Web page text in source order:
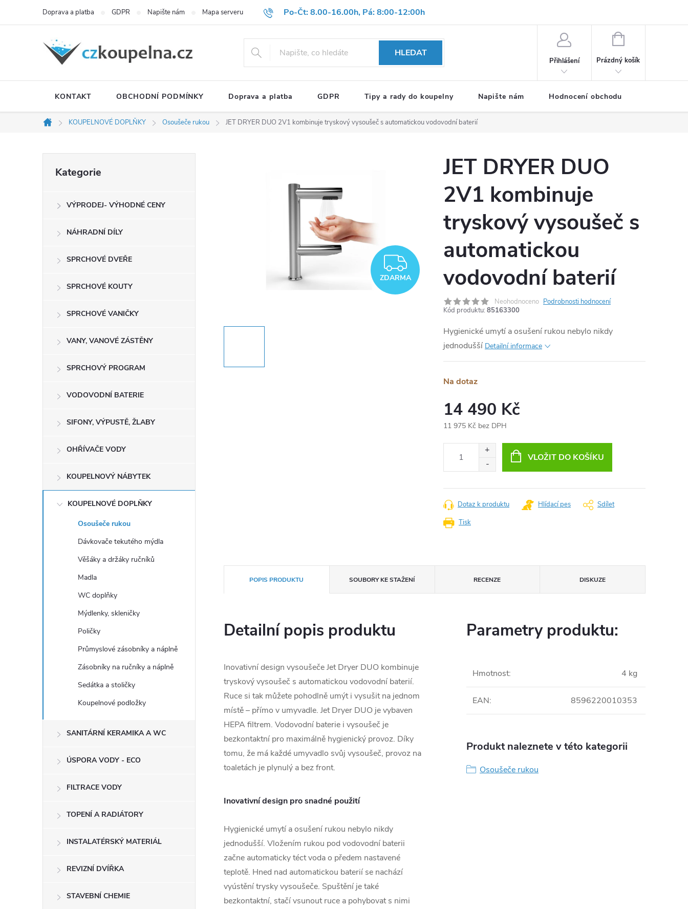
Po-Čt: 8.00-16.00h, Pá: 8:00-12:00h
Doprava a platba GDPR Napište nám Mapa serveru Hodnocení obchodu Reklamační formulář OBCHODNÍ PODMÍNKY
HLEDAT
Přihlášení
NÁKUPNÍ
Prázdný košík
KONTAKT OBCHODNÍ PODMÍNKY Doprava a platba GDPR Tipy a rady do koupelny Napište nám Hodnocení obchodu
Domů
KOUPELNOVÉ DOPLŇKY Osoušeče rukou JET DRYER DUO 2V1 kombinuje tryskový vysoušeč s automatickou vodovodní baterií
l
kategorie
Kategorie
VÝPRODEJ- VÝHODNÉ CENY
NÁHRADNÍ DÍLY
SPRCHOVÉ DVEŘE
SPRCHOVÉ KOUTY
SPRCHOVÉ VANIČKY
VANY, VANOVÉ ZÁSTĚNY
SPRCHOVÝ PROGRAM
VODOVODNÍ BATERIE
SIFONY, VÝPUSTĚ, ŽLABY
OHŘÍVAČE VODY
KOUPELNOVÝ NÁBYTEK
KOUPELNOVÉ DOPLŇKY
Osoušeče rukou
Dávkovače tekutého mýdla
Věšáky a držáky ručníků
Madla
WC doplňky
Mýdlenky, skleničky
Poličky
Průmyslové zásobníky a náplně
Zásobníky na ručníky a náplně
Sedátka a stoličky
Koupelnové podložky
SANITÁRNÍ KERAMIKA A WC
ÚSPORA VODY - ECO
FILTRACE VODY
TOPENÍ A RADIÁTORY
INSTALATÉRSKÝ MATERIÁL
REVIZNÍ DVÍŘKA
STAVEBNÍ CHEMIE
ZDARMA
ZDARMA
JET DRYER DUO
2V1 kombinuje
tryskový vysoušeč s
automatickou
vodovodní baterií
Neohodnoceno Podrobnosti hodnocení
Kód produktu: 85163300
Hygienické umytí a osušení rukou nebylo nikdy
jednodušší Detailní informace
Na dotaz
14 490 Kč
11 975 Kč bez DPH
VLOŽIT DO KOŠÍKU
Tisk
Dotaz k produktu Hlídací pes Sdílet
POPIS PRODUKTU SOUBORY KE STAŽENÍ RECENZE DISKUZE
Detailní popis produktu
Inovativní design vysoušeče Jet Dryer DUO kombinuje
tryskový vysoušeč s automatickou vodovodní baterií.
Ruce si tak můžete pohodlně umýt i vysušit na jednom
místě – přímo v umyvadle. Jet Dryer DUO je vybaven
HEPA filtrem. Vodovodní baterie i vysoušeč je
bezkontaktní pro maximálně hygienický provoz. Díky
tomu, že má každé umyvadlo svůj vysoušeč, provoz na
toaletách je plynulý a bez front.
Inovativní design pro snadné použití
Hygienické umytí a osušení rukou nebylo nikdy
jednodušší. Vložením rukou pod vodovodní baterii
začne automaticky téct voda o předem nastavené
teplotě. Hned nad automatickou baterií se nachází
vyústění trysky vysoušeče. Spuštění je také
bezkontaktní, stačí vsunout ruce a pohybovat s nimi
Parametry produktu:
Hmotnost: 4 kg
EAN: 8596220010353
Produkt naleznete v této kategorii
Osoušeče rukou